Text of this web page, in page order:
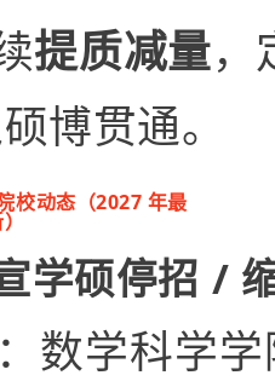
提质减量，
博贯通。
校动态（2027 年最
学硕停招 /
：数学科学